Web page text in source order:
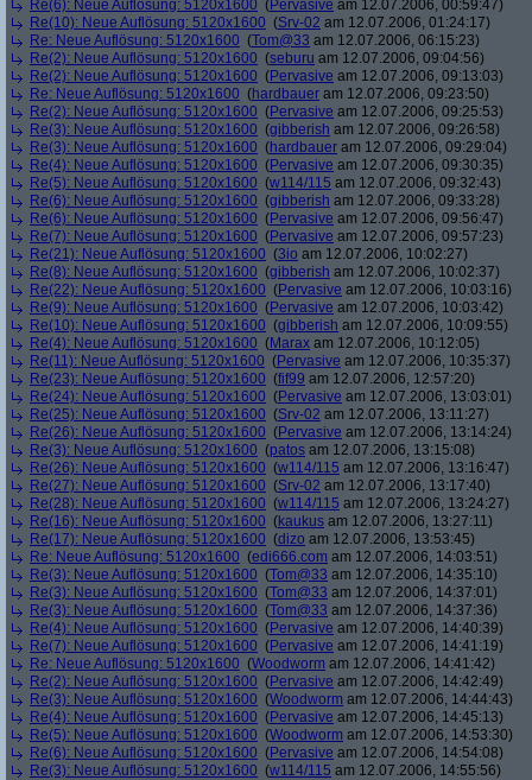
Re(6): Neue Auflösung: 5120x1600 (Pervasive am 12.07.2006, 00:59:47)
Re(10): Neue Auflösung: 5120x1600 (Srv-02 am 12.07.2006, 01:24:17)
Re: Neue Auflösung: 5120x1600 (Tom@33 am 12.07.2006, 06:15:23)
Re(2): Neue Auflösung: 5120x1600 (seburu am 12.07.2006, 09:04:56)
Re(2): Neue Auflösung: 5120x1600 (Pervasive am 12.07.2006, 09:13:03)
Re: Neue Auflösung: 5120x1600 (hardbauer am 12.07.2006, 09:23:50)
Re(2): Neue Auflösung: 5120x1600 (Pervasive am 12.07.2006, 09:25:53)
Re(3): Neue Auflösung: 5120x1600 (gibberish am 12.07.2006, 09:26:58)
Re(3): Neue Auflösung: 5120x1600 (hardbauer am 12.07.2006, 09:29:04)
Re(4): Neue Auflösung: 5120x1600 (Pervasive am 12.07.2006, 09:30:35)
Re(5): Neue Auflösung: 5120x1600 (w114/115 am 12.07.2006, 09:32:43)
Re(6): Neue Auflösung: 5120x1600 (gibberish am 12.07.2006, 09:33:28)
Re(6): Neue Auflösung: 5120x1600 (Pervasive am 12.07.2006, 09:56:47)
Re(7): Neue Auflösung: 5120x1600 (Pervasive am 12.07.2006, 09:57:23)
Re(21): Neue Auflösung: 5120x1600 (3io am 12.07.2006, 10:02:27)
Re(8): Neue Auflösung: 5120x1600 (gibberish am 12.07.2006, 10:02:37)
Re(22): Neue Auflösung: 5120x1600 (Pervasive am 12.07.2006, 10:03:16)
Re(9): Neue Auflösung: 5120x1600 (Pervasive am 12.07.2006, 10:03:42)
Re(10): Neue Auflösung: 5120x1600 (gibberish am 12.07.2006, 10:09:55)
Re(4): Neue Auflösung: 5120x1600 (Marax am 12.07.2006, 10:12:05)
Re(11): Neue Auflösung: 5120x1600 (Pervasive am 12.07.2006, 10:35:37)
Re(23): Neue Auflösung: 5120x1600 (fif99 am 12.07.2006, 12:57:20)
Re(24): Neue Auflösung: 5120x1600 (Pervasive am 12.07.2006, 13:03:01)
Re(25): Neue Auflösung: 5120x1600 (Srv-02 am 12.07.2006, 13:11:27)
Re(26): Neue Auflösung: 5120x1600 (Pervasive am 12.07.2006, 13:14:24)
Re(3): Neue Auflösung: 5120x1600 (patos am 12.07.2006, 13:15:08)
Re(26): Neue Auflösung: 5120x1600 (w114/115 am 12.07.2006, 13:16:47)
Re(27): Neue Auflösung: 5120x1600 (Srv-02 am 12.07.2006, 13:17:40)
Re(28): Neue Auflösung: 5120x1600 (w114/115 am 12.07.2006, 13:24:27)
Re(16): Neue Auflösung: 5120x1600 (kaukus am 12.07.2006, 13:27:11)
Re(17): Neue Auflösung: 5120x1600 (dizo am 12.07.2006, 13:53:45)
Re: Neue Auflösung: 5120x1600 (edi666.com am 12.07.2006, 14:03:51)
Re(3): Neue Auflösung: 5120x1600 (Tom@33 am 12.07.2006, 14:35:10)
Re(3): Neue Auflösung: 5120x1600 (Tom@33 am 12.07.2006, 14:37:01)
Re(3): Neue Auflösung: 5120x1600 (Tom@33 am 12.07.2006, 14:37:36)
Re(4): Neue Auflösung: 5120x1600 (Pervasive am 12.07.2006, 14:40:39)
Re(7): Neue Auflösung: 5120x1600 (Pervasive am 12.07.2006, 14:41:19)
Re: Neue Auflösung: 5120x1600 (Woodworm am 12.07.2006, 14:41:42)
Re(2): Neue Auflösung: 5120x1600 (Pervasive am 12.07.2006, 14:42:49)
Re(3): Neue Auflösung: 5120x1600 (Woodworm am 12.07.2006, 14:44:43)
Re(4): Neue Auflösung: 5120x1600 (Pervasive am 12.07.2006, 14:45:13)
Re(5): Neue Auflösung: 5120x1600 (Woodworm am 12.07.2006, 14:53:30)
Re(6): Neue Auflösung: 5120x1600 (Pervasive am 12.07.2006, 14:54:08)
Re(3): Neue Auflösung: 5120x1600 (w114/115 am 12.07.2006, 14:55:56)